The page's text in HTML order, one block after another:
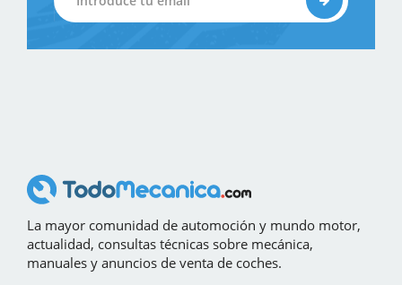
La mayor comunidad de automoción y mundo motor,
actualidad, consultas técnicas sobre mecánica,
manuales y anuncios de venta de coches.